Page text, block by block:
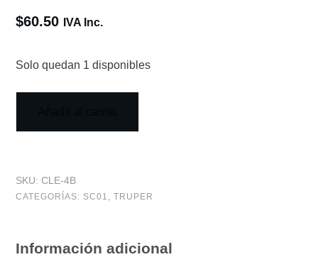
$60.50 IVA Inc.
Solo quedan 1 disponibles
SKU: CLE-4B
CATEGORÍAS: SC01 , TRUPER
Información adicional